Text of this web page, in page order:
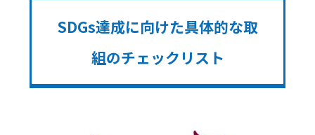
SDGs達成に向けた具体的な取
組のチェックリスト